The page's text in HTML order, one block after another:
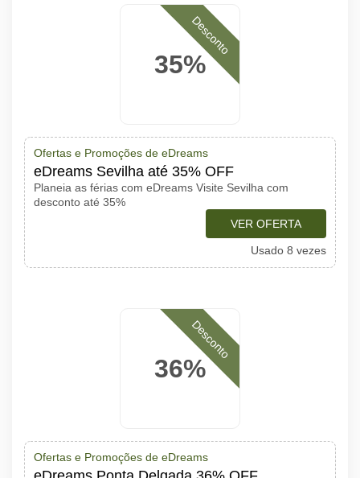
35%
Desconto
Ofertas e Promoções de eDreams
eDreams Sevilha até 35% OFF
Planeia as férias com eDreams Visite Sevilha com
desconto até 35%
VER OFERTA
Usado 8 vezes
36%
Desconto
Ofertas e Promoções de eDreams